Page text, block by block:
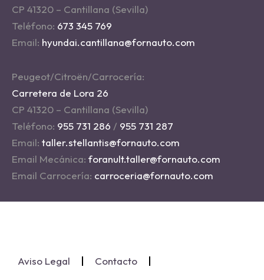
CP 41320 – Cantillana (Sevilla)
Teléfono: 673 345 769
Email: hyundai.cantillana@fornauto.com
Peugeot/Citroën/Carrocería:
Carretera de Lora 26
CP 41320 – Cantillana (Sevilla)
Teléfono: 955 731 286 / 955 731 287
Email: taller.stellantis@fornauto.com
Email Mecánica: foranult.taller@fornauto.com
Email Carrocería: carroceria@fornauto.com
Aviso Legal Contacto